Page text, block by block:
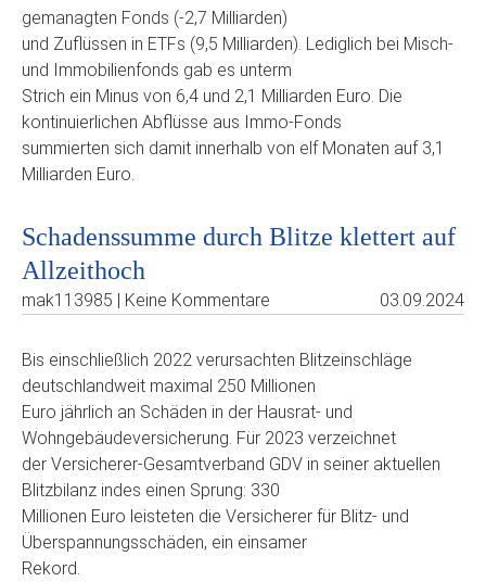
gemanagten Fonds (-2,7 Milliarden)
und Zuflüssen in ETFs (9,5 Milliarden). Lediglich bei Misch-
und Immobilienfonds gab es unterm
Strich ein Minus von 6,4 und 2,1 Milliarden Euro. Die
kontinuierlichen Abflüsse aus Immo-Fonds
summierten sich damit innerhalb von elf Monaten auf 3,1
Milliarden Euro.
Schadenssumme durch Blitze klettert auf
Allzeithoch
mak113985 | Keine Kommentare 03.09.2024
Bis einschließlich 2022 verursachten Blitzeinschläge
deutschlandweit maximal 250 Millionen
Euro jährlich an Schäden in der Hausrat- und
Wohngebäudeversicherung. Für 2023 verzeichnet
der Versicherer-Gesamtverband GDV in seiner aktuellen
Blitzbilanz indes einen Sprung: 330
Millionen Euro leisteten die Versicherer für Blitz- und
Überspannungsschäden, ein einsamer
Rekord.